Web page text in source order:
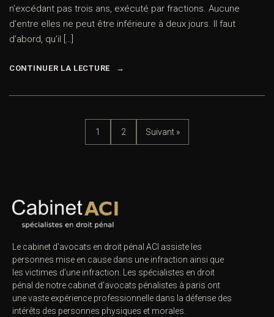
n’excédant pas trois ans, exécuté par fractions. Aucune
d’entre elles ne peut être inférieure à deux jours. Il faut
d’abord, qu’il […]
CONTINUER LA LECTURE
1 2 Suivant »
Le cabinet d’avocats en droit pénal ACI assiste les
personnes mise en cause dans une infraction ainsi que
les victimes d’une infraction. Les spécialistes en droit
pénal de notre cabinet d’avocats pénalistes à paris ont
une vaste expérience professionnelle dans la défense des
intérêts des personnes physiques et morales.